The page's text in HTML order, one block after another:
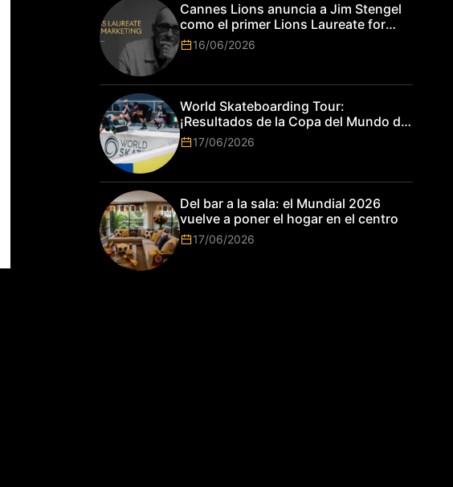
Cannes Lions anuncia a Jim Stengel
como el primer Lions Laureate for
Marketing
16/06/2026
World Skateboarding Tour:
¡Resultados de la Copa del Mundo de
Park de Roma 2026!
17/06/2026
Del bar a la sala: el Mundial 2026
vuelve a poner el hogar en el centro
17/06/2026